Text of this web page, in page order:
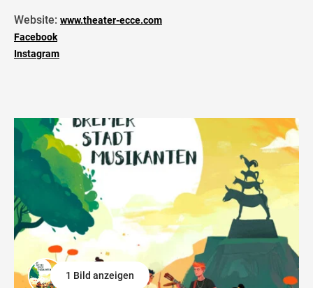
Website: www.theater-ecce.com
Facebook
Instagram
1 Bild anzeigen